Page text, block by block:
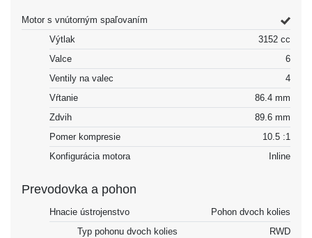
Motor s vnútorným spaľovaním
Výtlak
3152 cc
Valce
6
Ventily na valec
4
Vŕtanie
86.4 mm
Zdvih
89.6 mm
Pomer kompresie
10.5 :1
Konfigurácia motora
Inline
Prevodovka a pohon
Hnacie ústrojenstvo
Pohon dvoch kolies
Typ pohonu dvoch kolies
RWD